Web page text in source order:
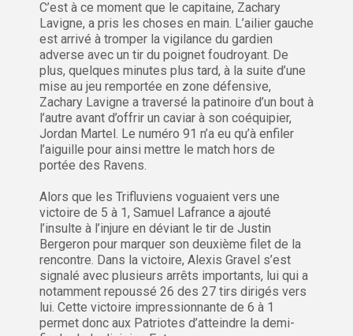
C’est à ce moment que le capitaine, Zachary
Lavigne, a pris les choses en main. L’ailier gauche
est arrivé à tromper la vigilance du gardien
adverse avec un tir du poignet foudroyant. De
plus, quelques minutes plus tard, à la suite d’une
mise au jeu remportée en zone défensive,
Zachary Lavigne a traversé la patinoire d’un bout à
l’autre avant d’offrir un caviar à son coéquipier,
Jordan Martel. Le numéro 91 n’a eu qu’à enfiler
l’aiguille pour ainsi mettre le match hors de
portée des Ravens.
Alors que les Trifluviens voguaient vers une
victoire de 5 à 1, Samuel Lafrance a ajouté
l’insulte à l’injure en déviant le tir de Justin
Bergeron pour marquer son deuxième filet de la
rencontre. Dans la victoire, Alexis Gravel s’est
signalé avec plusieurs arrêts importants, lui qui a
notamment repoussé 26 des 27 tirs dirigés vers
lui. Cette victoire impressionnante de 6 à 1
permet donc aux Patriotes d’atteindre la demi-